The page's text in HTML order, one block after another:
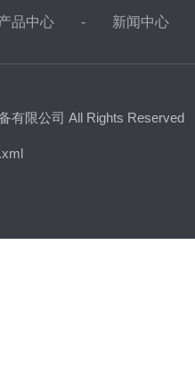
品中心 新闻中心
有限公司 All Rights Reserved